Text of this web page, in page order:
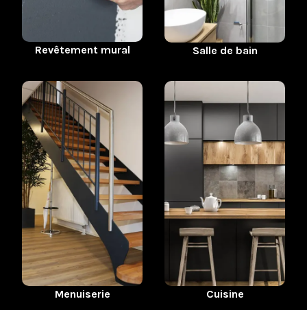
Revêtement mural Salle de bain
Menuiserie Cuisine